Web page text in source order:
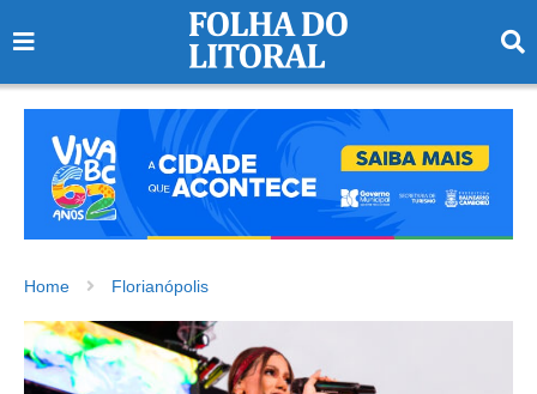
Home Florianópolis